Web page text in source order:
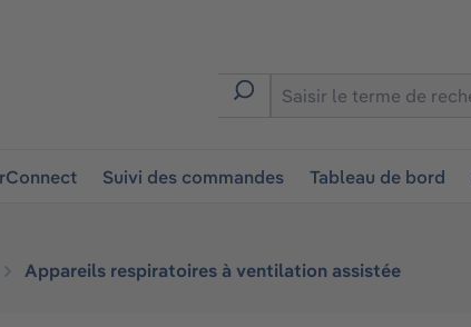
Suivi des commandes Tableau de bord
Appareils respiratoires à ventilation assistée